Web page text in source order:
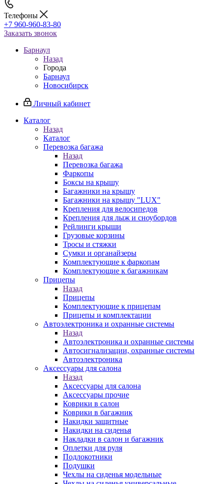
Телефоны
+7 960-960-83-80
Заказать звонок
Барнаул
Назад
Города
Барнаул
Новосибирск
Личный кабинет
Каталог
Назад
Каталог
Перевозка багажа
Назад
Перевозка багажа
Фаркопы
Боксы на крышу
Багажники на крышу
Багажники на крышу "LUX"
Крепления для велосипедов
Крепления для лыж и сноубордов
Рейлинги крыши
Грузовые корзины
Тросы и стяжки
Сумки и органайзеры
Комплектующие к фаркопам
Комплектующие к багажникам
Прицепы
Назад
Прицепы
Комплектующие к прицепам
Прицепы и комплектации
Автоэлектроника и охранные системы
Назад
Автоэлектроника и охранные системы
Автосигнализации, охранные системы
Автоэлектроника
Аксессуары для салона
Назад
Аксессуары для салона
Аксессуары прочие
Коврики в салон
Коврики в багажник
Накидки защитные
Накидки на сиденья
Накладки в салон и багажник
Оплетки для руля
Подлокотники
Подушки
Чехлы на сиденья модельные